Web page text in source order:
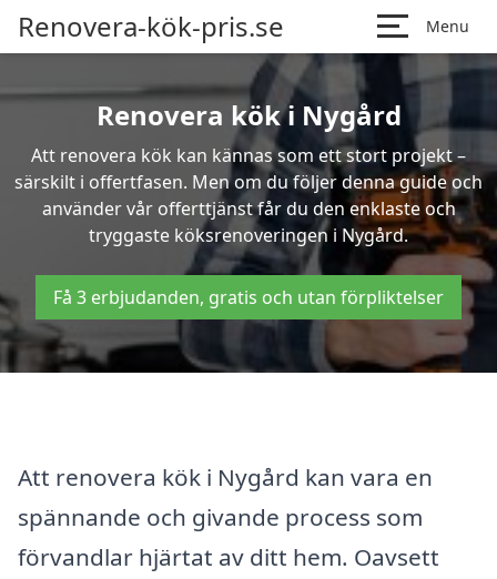
Renovera-kök-pris.se Menu
Renovera kök i Nygård
Att renovera kök kan kännas som ett stort projekt –
särskilt i offertfasen. Men om du följer denna guide och
använder vår offerttjänst får du den enklaste och
tryggaste köksrenoveringen i Nygård.
Få 3 erbjudanden, gratis och utan förpliktelser
Att renovera kök i Nygård kan vara en
spännande och givande process som
förvandlar hjärtat av ditt hem. Oavsett